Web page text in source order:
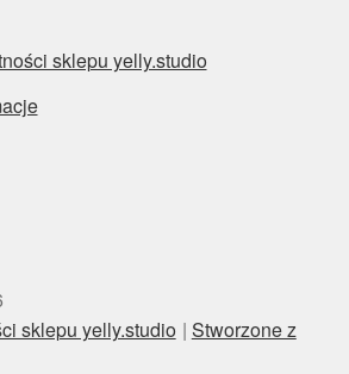
sklepu yelly.studio
sklepu yelly.studio
Stworzone z